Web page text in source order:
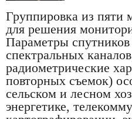
Группировка из пяти
для решения
Параметры
спектральных
радиометрические
повторных съемок)
сельском и лесном
энергетике,